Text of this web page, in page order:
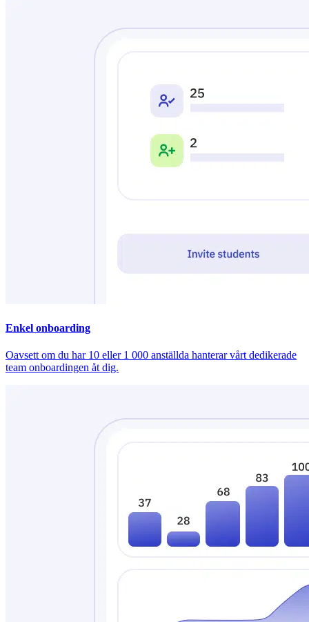
Enkel onboarding
Oavsett om du har 10 eller 1 000 anställda hanterar vårt dedikerade
team onboardingen åt dig.